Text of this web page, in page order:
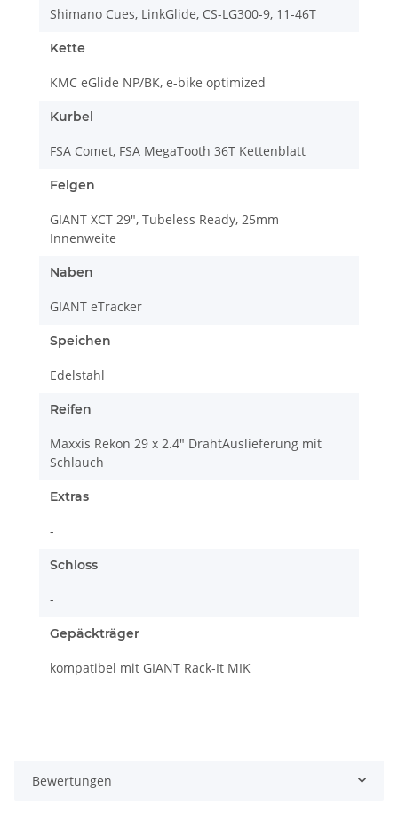
Shimano Cues, LinkGlide, CS-LG300-9, 11-46T
Kette
KMC eGlide NP/BK, e-bike optimized
Kurbel
FSA Comet, FSA MegaTooth 36T Kettenblatt
Felgen
GIANT XCT 29", Tubeless Ready, 25mm
Innenweite
Naben
GIANT eTracker
Speichen
Edelstahl
Reifen
Maxxis Rekon 29 x 2.4" DrahtAuslieferung mit
Schlauch
Extras
-
Schloss
-
Gepäckträger
kompatibel mit GIANT Rack-It MIK
Bewertungen